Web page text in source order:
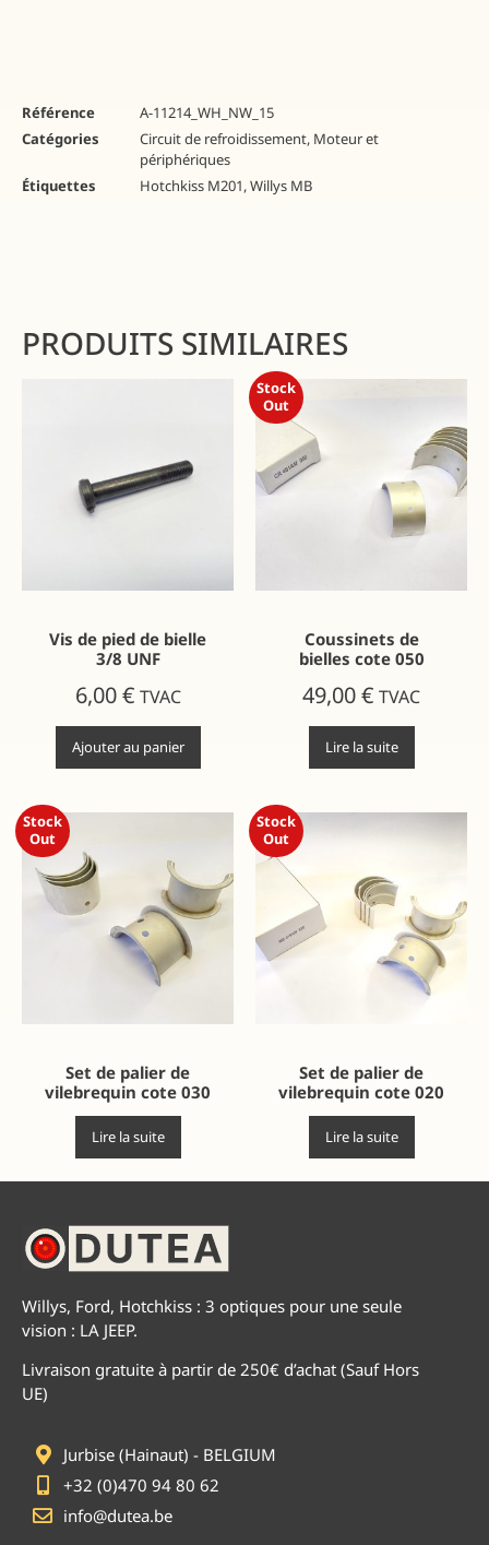
Référence
A-11214_WH_NW_15
Catégories
Circuit de refroidissement, Moteur et
périphériques
Étiquettes
Hotchkiss M201,Willys MB
PRODUITS SIMILAIRES
Vis de pied de bielle
3/8 UNF
6,00€ TVAC
Ajouter au panier
Stock
Out
Coussinets de
bielles cote 050
49,00€ TVAC
Lire la suite
Stock
Out
Set de palier de
vilebrequin cote 030
Lire la suite
Stock
Out
Set de palier de
vilebrequin cote 020
Lire la suite
Willys, Ford, Hotchkiss : 3 optiques pour une seule
vision : LA JEEP.
Livraison gratuite à partir de 250€ d’achat (Sauf Hors
UE)
Jurbise (Hainaut) - BELGIUM
+32 (0)470 94 80 62
info@dutea.be